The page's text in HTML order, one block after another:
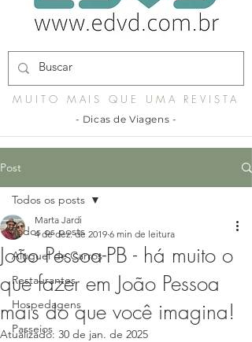
MUITO MAIS QUE UMA REVISTA
- Dicas de Viagens -
Post
Todos os posts
Aluguel de Carros
Restaurantes
Hospedagens
Passeios
Todos os posts
João Pessoa-PB - há muito o
que fazer em João Pessoa
mais do que você imagina!
Marta Jardi
4 de dez. de 2019 6 min de leitura
Atualizado: 30 de jan. de 2025